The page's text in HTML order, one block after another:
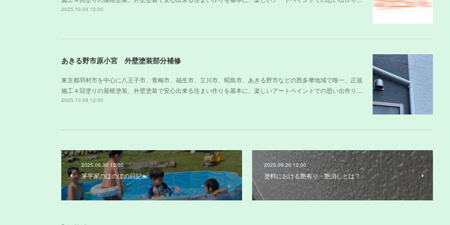
2025.10.09 12:00
あきる野市原小宮 外壁塗装部分補修
東京都羽村市を中心に八王子市、青梅市、福生市、立川市、昭島市、あきる野市などの西多摩地域で唯一、正規
施工４回塗りの屋根塗装、外壁塗装で安心出来る住まい作りを基本に、楽しいアートペイントでの思い出作り…
2025.10.08 12:00
2025.06.30 12:00
茅平家のほのぼの日記🏊
2025.06.26 12:00
塗料における艶有り・艶消しとは？